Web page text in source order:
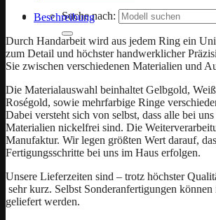
Suche nach:
Beschreibung
Durch Handarbeit wird aus jedem Ring ein
zum Detail und höchster handwerklicher
Sie zwischen verschiedenen Materialien und
Die Materialauswahl beinhaltet Gelbgold,
Roségold, sowie mehrfarbige Ringe
Dabei versteht sich von selbst, dass alle bei
Materialien nickelfrei sind. Die
Manufaktur. Wir legen größten Wert darauf,
Fertigungsschritte bei uns im Haus erfolgen.
Unsere Lieferzeiten sind – trotz höchster
sehr kurz. Selbst Sonderanfertigungen
geliefert werden.